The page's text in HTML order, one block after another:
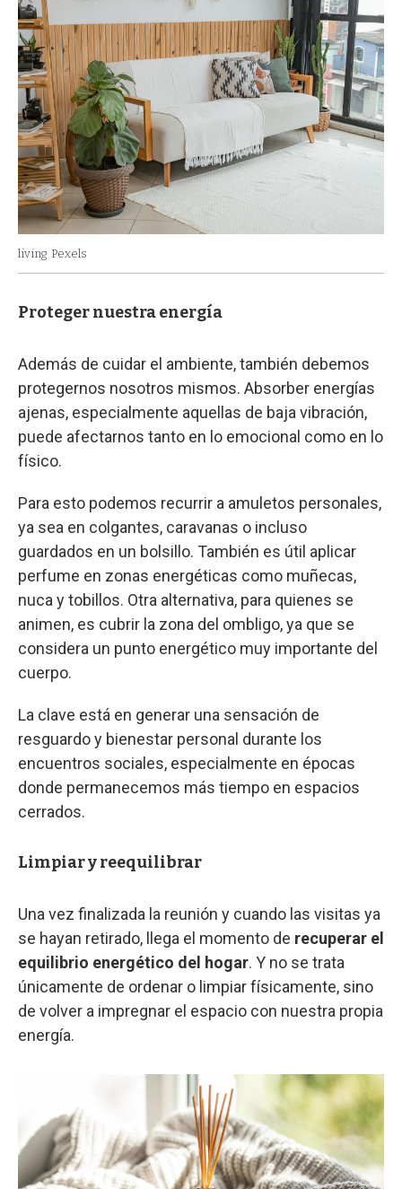
living Pexels
Proteger nuestra energía
Además de cuidar el ambiente, también debemos
protegernos nosotros mismos. Absorber energías
ajenas, especialmente aquellas de baja vibración,
puede afectarnos tanto en lo emocional como en lo
físico.
Para esto podemos recurrir a amuletos personales,
ya sea en colgantes, caravanas o incluso
guardados en un bolsillo. También es útil aplicar
perfume en zonas energéticas como muñecas,
nuca y tobillos. Otra alternativa, para quienes se
animen, es cubrir la zona del ombligo, ya que se
considera un punto energético muy importante del
cuerpo.
La clave está en generar una sensación de
resguardo y bienestar personal durante los
encuentros sociales, especialmente en épocas
donde permanecemos más tiempo en espacios
cerrados.
Limpiar y reequilibrar
Una vez finalizada la reunión y cuando las visitas ya
se hayan retirado, llega el momento de recuperar el
equilibrio energético del hogar. Y no se trata
únicamente de ordenar o limpiar físicamente, sino
de volver a impregnar el espacio con nuestra propia
energía.